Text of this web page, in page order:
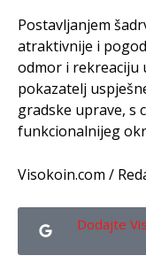
Postavljanjem
atraktivnije i
odmor i rekreaciju
pokazatelj
gradske uprave, s
funkcionalnijeg
Visokoin.com /
Dodajte